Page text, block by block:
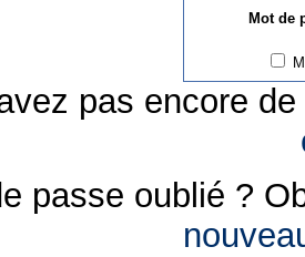
Mot de
pas encore
passe oublié ?